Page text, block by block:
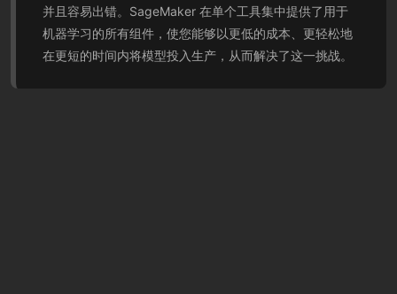
并且容易出错。SageMaker 在单个工具集中提供了用于
机器学习的所有组件，使您能够以更低的成本、更轻松地
在更短的时间内将模型投入生产，从而解决了这一挑战。